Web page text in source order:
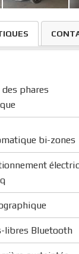
des phares
bi-zones
libres Bluetooth